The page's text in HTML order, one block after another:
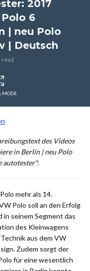
2017
6
| neu Polo
| Deutsch
read
MODE
des Videos
in Berlin | neu Polo
autotester“:
mehr als 14.
Polo soll an den Erfolg
seinem Segment das
des Kleinwagens
aus dem VW
Zudem sorgt der
für eine wesentlich